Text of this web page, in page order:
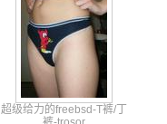
超级给力的freebsd-T裤/丁